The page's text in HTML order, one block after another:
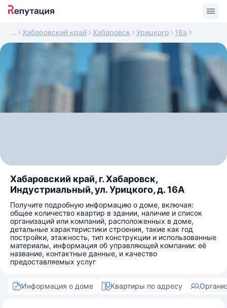
Хабаровский край Хабаровск Урицкого 16а
Хабаровский край, г. Хабаровск,
Индустриальный, ул. Урицкого, д. 16А
Получите подробную информацию о доме, включая:
общее количество квартир в здании, наличие и список
организаций или компаний, расположенных в доме,
детальные характеристики строения, такие как год
постройки, этажность, тип конструкции и использованные
материалы, информация об управляющей компании: её
название, контактные данные, и качество
предоставляемых услуг
Информация о доме Квартиры по адресу